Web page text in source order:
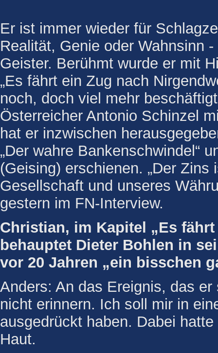
Er ist immer wieder für
Realität, Genie oder Wahnsinn
Geister. Berühmt wurde er mit
„Es fährt ein Zug nach
noch, doch viel mehr
Österreicher Antonio Schinzel
hat er inzwischen
„Der wahre Bankenschwindel“
(Geising) erschienen. „Der Zins
Gesellschaft und unseres
gestern im FN-Interview.
Christian, im Kapitel „Es
behauptet Dieter Bohlen in
vor 20 Jahren „ein bisschen
Anders: An das Ereignis, das
nicht erinnern. Ich soll mir in
ausgedrückt haben. Dabei
Haut.